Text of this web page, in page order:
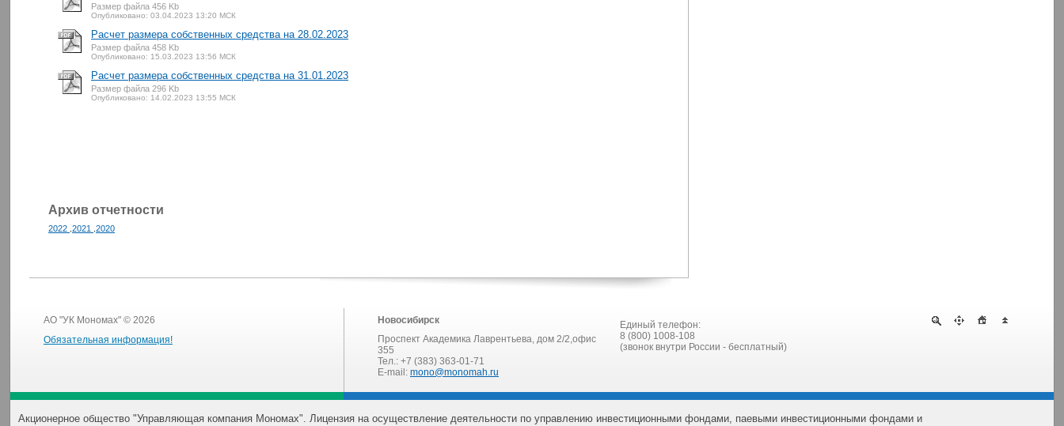
Размер файла 456 Kb
Опубликовано: 03.04.2023 13:20 МСК
Расчет размера собственных средства на 28.02.2023
Размер файла 458 Kb
Опубликовано: 15.03.2023 13:56 МСК
Расчет размера собственных средства на 31.01.2023
Размер файла 296 Kb
Опубликовано: 14.02.2023 13:55 МСК
Архив отчетности
2022 2021 2020
АО "УК Мономах" © 2026
Обязательная информация!
Новосибирск
Проспект Академика Лаврентьева, дом 2/2,офис
355
Тел.: +7 (383) 363-01-71
E-mail: mono@monomah.ru
Единый телефон:
8 (800) 1008-108
(звонок внутри России - бесплатный)
Акционерное общество "Управляющая компания Мономах". Лицензия на осуществление деятельности по управлению инвестиционными фондами, паевыми инвестиционными фондами и